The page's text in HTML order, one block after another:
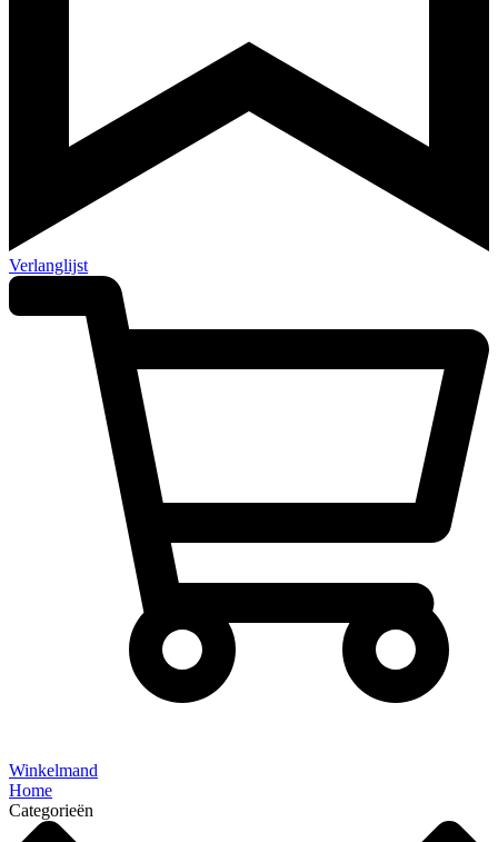
Verlanglijst
Winkelmand
Home
Categorieën